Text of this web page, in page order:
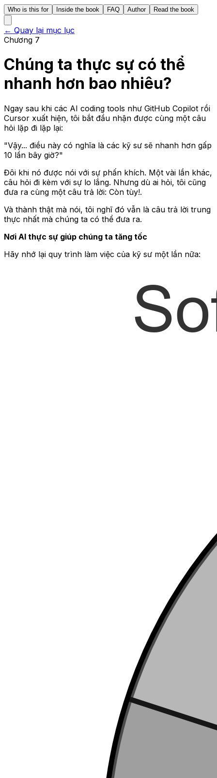
Who is this for Inside the book FAQ Author Read the book
← Quay lại mục lục
Chương 7
Chúng ta thực sự có thể
nhanh hơn bao nhiêu?
Ngay sau khi các AI coding tools như GitHub Copilot rồi
Cursor xuất hiện, tôi bắt đầu nhận được cùng một câu
hỏi lặp đi lặp lại:
"Vậy... điều này có nghĩa là các kỹ sư sẽ nhanh hơn gấp
10 lần bây giờ?"
Đôi khi nó được nói với sự phấn khích. Một vài lần khác,
câu hỏi đi kèm với sự lo lắng. Nhưng dù ai hỏi, tôi cũng
đưa ra cùng một câu trả lời: Còn tùy!.
Và thành thật mà nói, tôi nghĩ đó vẫn là câu trả lời trung
thực nhất mà chúng ta có thể đưa ra.
Nơi AI thực sự giúp chúng ta tăng tốc
Hãy nhớ lại quy trình làm việc của kỹ sư một lần nữa: